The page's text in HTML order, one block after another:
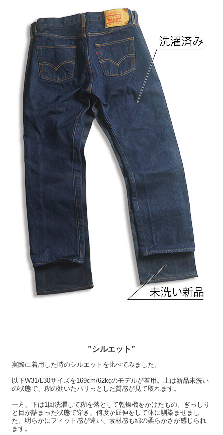
”シルエット”
実際に着用した時のシルエットを比べてみました。
以下W31/L30サイズを169cm/62kgのモデルが着用。上は新品未洗い
の状態で、糊の効いたパリっとした質感が見て取れます。
一方、下は1回洗濯して糊を落として乾燥機をかけたもの。ぎっしり
と目が詰まった状態で穿き、何度か屈伸をして体に馴染ませまし
た。明らかにフィット感が違い、素材感も綿の柔らかさが感じられ
ます。